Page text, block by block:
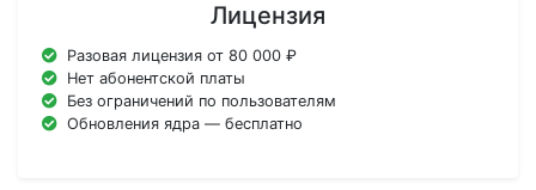
Лицензия
Разовая лицензия от 80 000 ₽
Нет абонентской платы
Без ограничений по пользователям
Обновления ядра — бесплатно